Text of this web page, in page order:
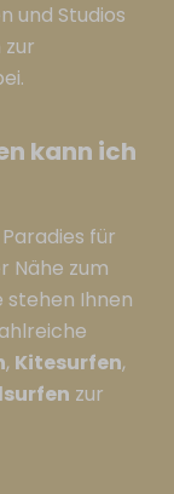
und Studios
kann ich
für
Nähe zum
stehen Ihnen
, Kitesurfen,
zur